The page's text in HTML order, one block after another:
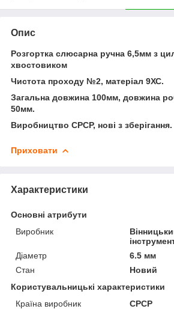
Опис
Розгортка слюсарна ручна 6,5мм з
хвостовиком
Чистота проходу №2, матеріал 9ХС.
Загальна довжина 100мм, довжина
50мм.
Виробництво СРСР, нові з зберігання.
Приховати
Характеристики
Основні атрибути
Виробник
Діаметр
6.5 мм
Стан
Новий
Користувальницькі характеристики
Країна виробник
СРСР